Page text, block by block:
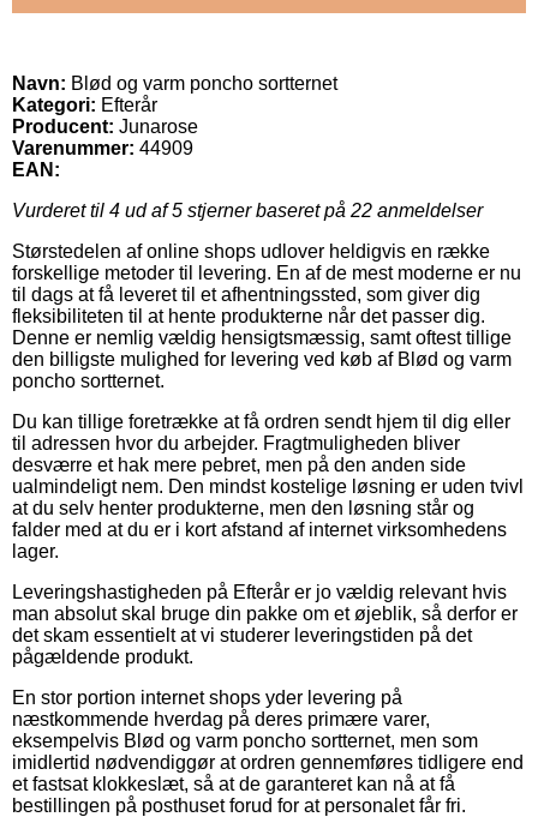
Navn: Blød og varm poncho sortternet
Kategori: Efterår
Producent: Junarose
Varenummer: 44909
EAN:
Vurderet til 4 ud af 5 stjerner baseret på 22 anmeldelser
Størstedelen af online shops udlover heldigvis en række
forskellige metoder til levering. En af de mest moderne er nu
til dags at få leveret til et afhentningssted, som giver dig
fleksibiliteten til at hente produkterne når det passer dig.
Denne er nemlig vældig hensigtsmæssig, samt oftest tillige
den billigste mulighed for levering ved køb af Blød og varm
poncho sortternet.
Du kan tillige foretrække at få ordren sendt hjem til dig eller
til adressen hvor du arbejder. Fragtmuligheden bliver
desværre et hak mere pebret, men på den anden side
ualmindeligt nem. Den mindst kostelige løsning er uden tvivl
at du selv henter produkterne, men den løsning står og
falder med at du er i kort afstand af internet virksomhedens
lager.
Leveringshastigheden på Efterår er jo vældig relevant hvis
man absolut skal bruge din pakke om et øjeblik, så derfor er
det skam essentielt at vi studerer leveringstiden på det
pågældende produkt.
En stor portion internet shops yder levering på
næstkommende hverdag på deres primære varer,
eksempelvis Blød og varm poncho sortternet, men som
imidlertid nødvendiggør at ordren gennemføres tidligere end
et fastsat klokkeslæt, så at de garanteret kan nå at få
bestillingen på posthuset forud for at personalet får fri.